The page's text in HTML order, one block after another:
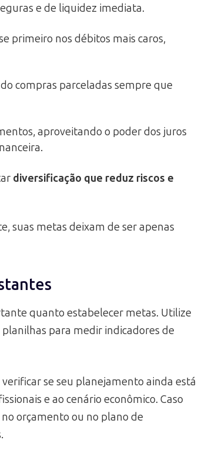
e de liquidez imediata.
primeiro nos débitos mais caros,
compras parceladas sempre que
aproveitando o poder dos juros
diversificação que reduz riscos e
suas metas deixam de ser apenas
quanto estabelecer metas. Utilize
para medir indicadores de
se seu planejamento ainda está
e ao cenário econômico. Caso
orçamento ou no plano de